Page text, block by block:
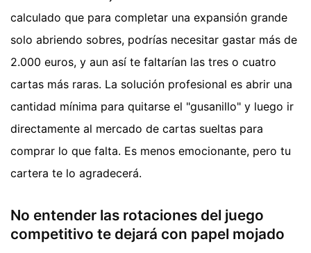
calculado que para completar una expansión grande
solo abriendo sobres, podrías necesitar gastar más de
2.000 euros, y aun así te faltarían las tres o cuatro
cartas más raras. La solución profesional es abrir una
cantidad mínima para quitarse el "gusanillo" y luego ir
directamente al mercado de cartas sueltas para
comprar lo que falta. Es menos emocionante, pero tu
cartera te lo agradecerá.
No entender las rotaciones del juego
competitivo te dejará con papel mojado